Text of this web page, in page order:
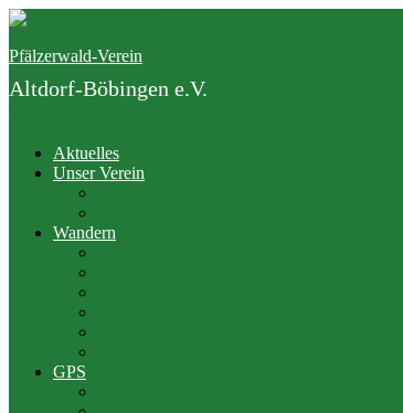
Zum
springen
Pfälzerwald-Verein
Altdorf-Böbingen e.V.
Aktuelles
Unser Verein
Wandern
GPS